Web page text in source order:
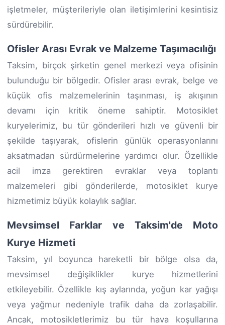
işletmeler, müşterileriyle olan iletişimlerini kesintisiz
sürdürebilir.
Ofisler Arası Evrak ve Malzeme Taşımacılığı
Taksim, birçok şirketin genel merkezi veya ofisinin
bulunduğu bir bölgedir. Ofisler arası evrak, belge ve
küçük ofis malzemelerinin taşınması, iş akışının
devamı için kritik öneme sahiptir. Motosiklet
kuryelerimiz, bu tür gönderileri hızlı ve güvenli bir
şekilde taşıyarak, ofislerin günlük operasyonlarını
aksatmadan sürdürmelerine yardımcı olur. Özellikle
acil imza gerektiren evraklar veya toplantı
malzemeleri gibi gönderilerde, motosiklet kurye
hizmetimiz büyük kolaylık sağlar.
Mevsimsel Farklar ve Taksim'de Moto
Kurye Hizmeti
Taksim, yıl boyunca hareketli bir bölge olsa da,
mevsimsel değişiklikler kurye hizmetlerini
etkileyebilir. Özellikle kış aylarında, yoğun kar yağışı
veya yağmur nedeniyle trafik daha da zorlaşabilir.
Ancak, motosikletlerimiz bu tür hava koşullarına